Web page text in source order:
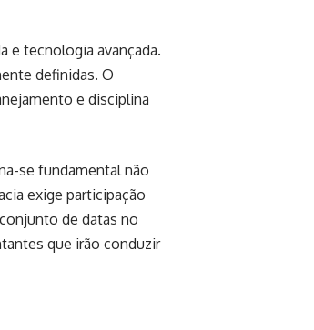
e tecnologia avançada.
definidas. O
e disciplina
se fundamental não
exige participação
de datas no
que irão conduzir